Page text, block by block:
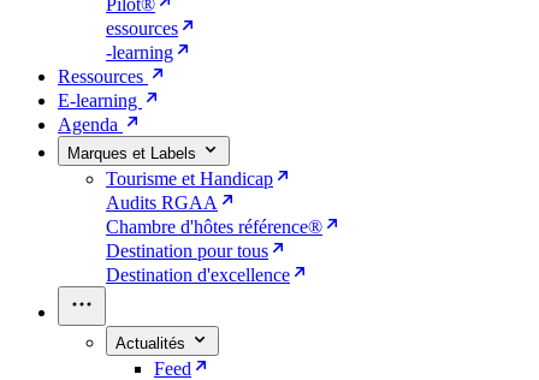
Pilot®
essources
-learning
Ressources
E-learning
Agenda
Marques et Labels
Tourisme et Handicap
Audits RGAA
Chambre d'hôtes référence®
Destination pour tous
Destination d'excellence
Actualités
Feed